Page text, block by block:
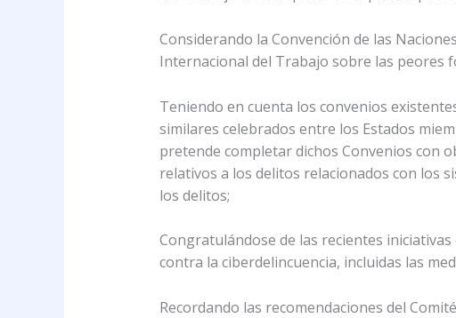
Considerando la Convención de las
Internacional del Trabajo sobre las peores
Teniendo en cuenta los convenios
similares celebrados entre los Estados
pretende completar dichos Convenios con
relativos a los delitos relacionados con los
los delitos;
Congratulándose de las recientes
contra la ciberdelincuencia, incluidas las
Recordando las recomendaciones del